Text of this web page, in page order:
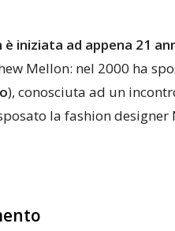
iniziata ad appena 21
Mellon: nel 2000 ha
), conosciuta ad un
la fashion